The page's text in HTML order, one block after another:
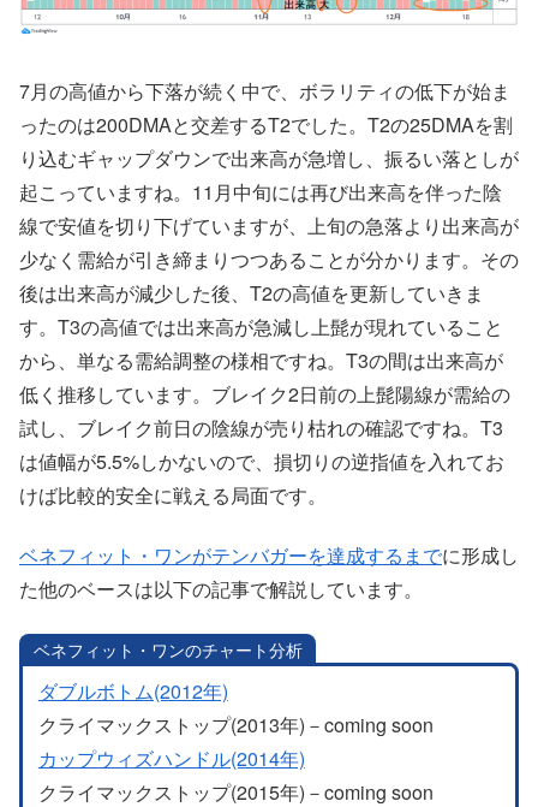
7月の高値から下落が続く中で、ボラリティの低下が始ま
ったのは200DMAと交差するT2でした。T2の25DMAを割
り込むギャップダウンで出来高が急増し、振るい落としが
起こっていますね。11月中旬には再び出来高を伴った陰
線で安値を切り下げていますが、上旬の急落より出来高が
少なく需給が引き締まりつつあることが分かります。その
後は出来高が減少した後、T2の高値を更新していきま
す。T3の高値では出来高が急減し上髭が現れていること
から、単なる需給調整の様相ですね。T3の間は出来高が
低く推移しています。ブレイク2日前の上髭陽線が需給の
試し、ブレイク前日の陰線が売り枯れの確認ですね。T3
は値幅が5.5%しかないので、損切りの逆指値を入れてお
けば比較的安全に戦える局面です。
ベネフィット・ワンがテンバガーを達成するまでに形成し
た他のベースは以下の記事で解説しています。
ベネフィット・ワンのチャート分析
ダブルボトム(2012年)
クライマックストップ(2013年)－coming soon
カップウィズハンドル(2014年)
クライマックストップ(2015年)－coming soon